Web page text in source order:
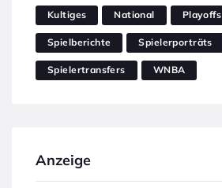
Kultiges National Playoffs
Spielberichte Spielerporträts
Spielertransfers WNBA
Anzeige